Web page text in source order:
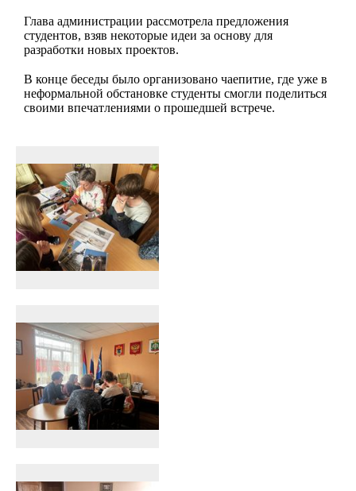
Глава администрации рассмотрела предложения
студентов, взяв некоторые идеи за основу для
разработки новых проектов.
В конце беседы было организовано чаепитие, где уже в
неформальной обстановке студенты смогли поделиться
своими впечатлениями о прошедшей встрече.